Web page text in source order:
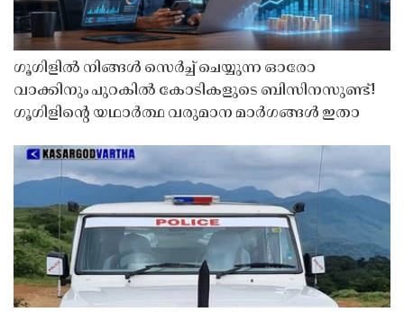
ഗൂഗിളിൽ നിങ്ങൾ സെർച്ച് ചെയ്യുന്ന ഓരോ
വാക്കിനും പുറകിൽ കോടികളുടെ ബിസിനസുണ്ട്!
ഗൂഗിളിന്റെ യഥാർത്ഥ വരുമാന മാർഗങ്ങൾ ഇതാ